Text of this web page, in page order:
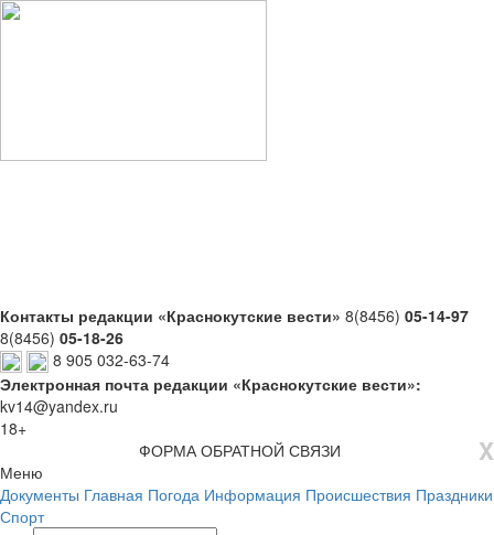
Контакты редакции «Краснокутские вести» 8(8456) 05-14-97
8(8456) 05-18-26
8 905 032-63-74
Электронная почта редакции «Краснокутские вести»:
kv14@yandex.ru
18+
X
ФОРМА ОБРАТНОЙ СВЯЗИ
Меню
Документы Главная Погода Информация Происшествия Праздники
Спорт